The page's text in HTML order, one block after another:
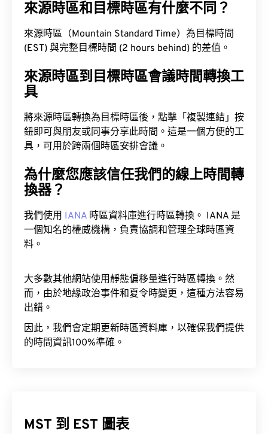
來源時區和目標時區有什麼不同？
來源時區（Mountain Standard Time）為目標時間
(EST) 與完整目標時間 (2 hours behind) 的差值。
來源時區到目標時區會議時間轉換工
具
將來源時區轉換為目標時區後，點擊「複製連結」按
鈕即可與朋友或同事分享此時間。這是一個方便的工
具，可用於跨兩個時區安排會議。
為什麼您應該信任我們的線上時間轉
換器？
我們使用 IANA 時區資料庫進行時區轉換。 IANA 是
一個知名的權威機構，負責協調和管理全球時區資
料。
大多數其他網站使用靜態偏移量進行時區轉換。然
而，由於地緣政治事件和夏令時變更，這種方法容易
出錯。
因此，我們會定期更新時區資料庫，以確保我們提供
的時間資訊100%準確。
MST 到 EST 圖表